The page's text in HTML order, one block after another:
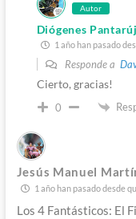
Autor
Diógenes
1 año han pasado
Responde a
Cierto, gracias!
0
Jesús Manuel
1 año han pasado desde
Los 4 Fantásticos: El